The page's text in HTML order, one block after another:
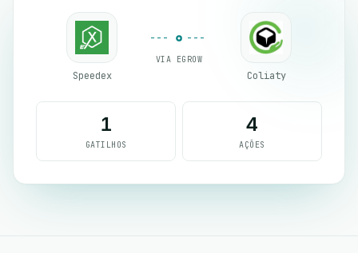
Speedex
VIA EGROW
Coliaty
1
GATILHOS
4
AÇÕES